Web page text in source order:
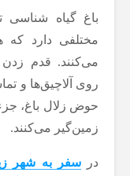
مختلفی دارد که
می‌کنند. قدم
روی آلاچیق‌ها و
حوض زلال باغ،
زمین‌گیر می‌کنند.
درسفر به شهر